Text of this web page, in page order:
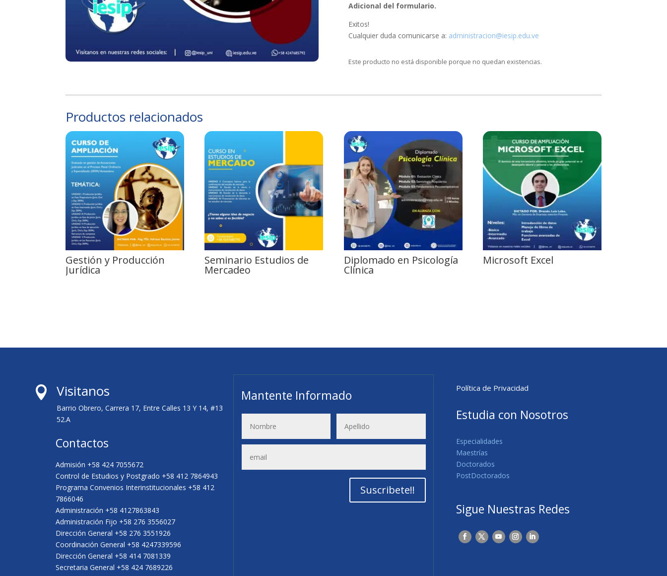
Adicional del formulario.
Exitos!
Cualquier duda comunicarse a: administracion@iesip.edu.ve
Este producto no está disponible porque no quedan existencias.
Productos relacionados
Gestión y Producción
Jurídica
Seminario Estudios de
Mercadeo
Diplomado en Psicología
Clínica
Microsoft Excel
 Visitanos
Barrio Obrero, Carrera 17, Entre Calles 13 Y 14, #13
52.A
Contactos
Admisión +58 424 7055672
Control de Estudios y Postgrado +58 412 7864943
Programa Convenios Interinstitucionales +58 412
7866046
Administración +58 4127863843
Administración Fijo +58 276 3556027
Dirección General +58 276 3551926
Coordinación General +58 4247339596
Dirección General +58 414 7081339
Secretaria General +58 424 7689226
Mantente Informado
Suscribete!!
Política de Privacidad
Estudia con Nosotros
Especialidades
Maestrías
Doctorados
PostDoctorados
Sigue Nuestras Redes